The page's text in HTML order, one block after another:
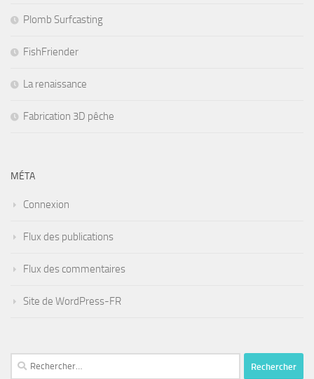
Plomb Surfcasting
FishFriender
La renaissance
Fabrication 3D pêche
MÉTA
Connexion
Flux des publications
Flux des commentaires
Site de WordPress-FR
Rechercher :